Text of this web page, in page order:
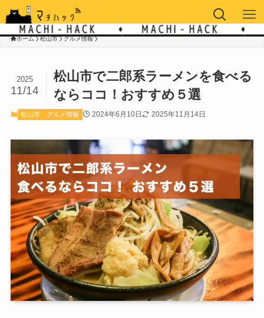
ホーム 松山市 グルメ情報
松山市で二郎系ラーメンを食べる
ならココ！おすすめ５選
2025
11/14
松山市 グルメ情報 2024年6月10日 2025年11月14日